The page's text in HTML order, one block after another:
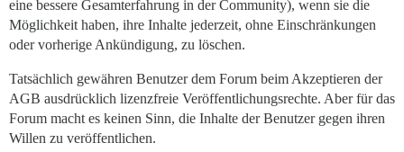
eine bessere Gesamterfahrung in der Community), wenn sie die
Möglichkeit haben, ihre Inhalte jederzeit, ohne Einschränkungen
oder vorherige Ankündigung, zu löschen.
Tatsächlich gewähren Benutzer dem Forum beim Akzeptieren der
AGB ausdrücklich lizenzfreie Veröffentlichungsrechte. Aber für das
Forum macht es keinen Sinn, die Inhalte der Benutzer gegen ihren
Willen zu veröffentlichen.